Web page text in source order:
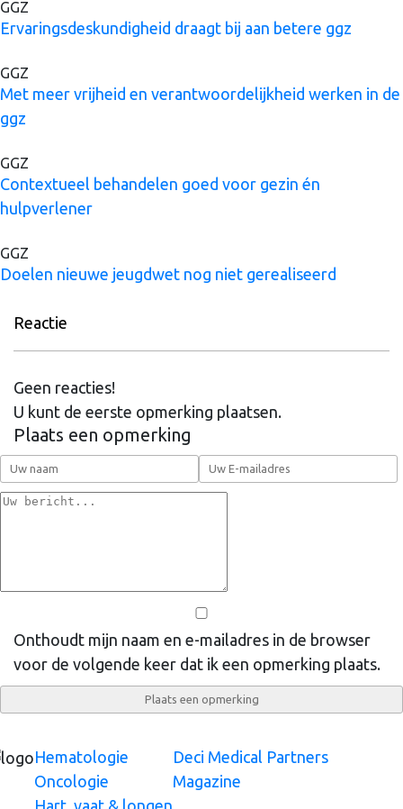
GGZ
Ervaringsdeskundigheid draagt bij aan betere ggz
GGZ
Met meer vrijheid en verantwoordelijkheid werken in de
ggz
GGZ
Contextueel behandelen goed voor gezin én
hulpverlener
GGZ
Doelen nieuwe jeugdwet nog niet gerealiseerd
Reactie
Geen reacties!
U kunt de eerste opmerking plaatsen.
Plaats een opmerking
Onthoudt mijn naam en e-mailadres in de browser
voor de volgende keer dat ik een opmerking plaats.
Hematologie
Oncologie
Hart, vaat & longen
Deci Medical Partners
Magazine